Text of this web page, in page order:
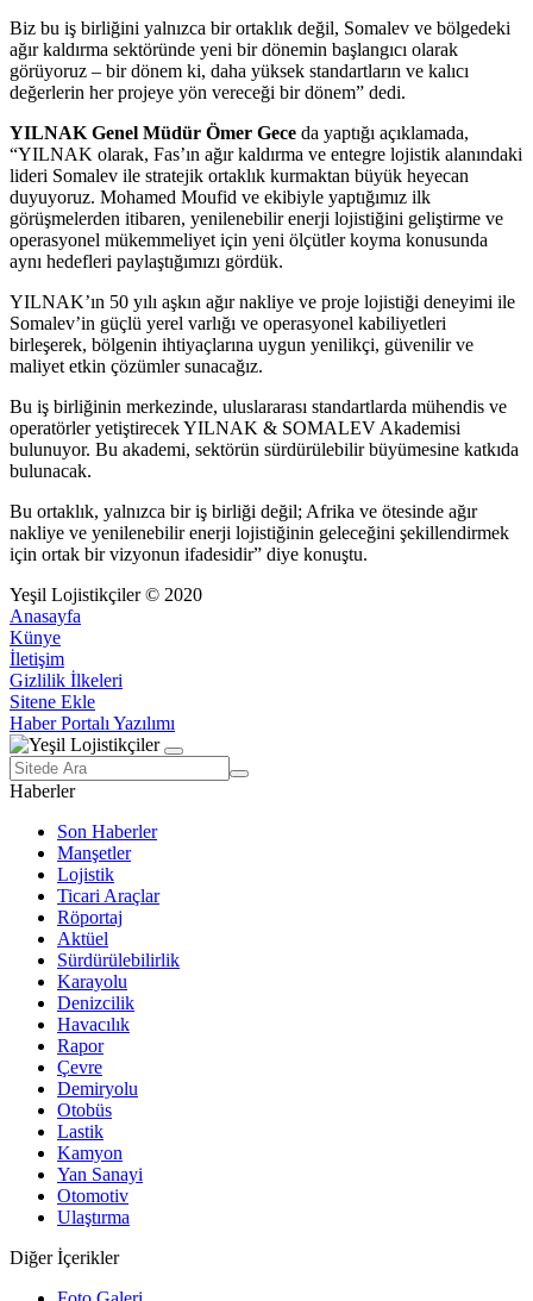
Biz bu iş birliğini yalnızca bir ortaklık değil, Somalev ve bölgedeki
ağır kaldırma sektöründe yeni bir dönemin başlangıcı olarak
görüyoruz – bir dönem ki, daha yüksek standartların ve kalıcı
değerlerin her projeye yön vereceği bir dönem” dedi.
YILNAK Genel Müdür Ömer Gece da yaptığı açıklamada,
“YILNAK olarak, Fas’ın ağır kaldırma ve entegre lojistik alanındaki
lideri Somalev ile stratejik ortaklık kurmaktan büyük heyecan
duyuyoruz. Mohamed Moufid ve ekibiyle yaptığımız ilk
görüşmelerden itibaren, yenilenebilir enerji lojistiğini geliştirme ve
operasyonel mükemmeliyet için yeni ölçütler koyma konusunda
aynı hedefleri paylaştığımızı gördük.
YILNAK’ın 50 yılı aşkın ağır nakliye ve proje lojistiği deneyimi ile
Somalev’in güçlü yerel varlığı ve operasyonel kabiliyetleri
birleşerek, bölgenin ihtiyaçlarına uygun yenilikçi, güvenilir ve
maliyet etkin çözümler sunacağız.
Bu iş birliğinin merkezinde, uluslararası standartlarda mühendis ve
operatörler yetiştirecek YILNAK & SOMALEV Akademisi
bulunuyor. Bu akademi, sektörün sürdürülebilir büyümesine katkıda
bulunacak.
Bu ortaklık, yalnızca bir iş birliği değil; Afrika ve ötesinde ağır
nakliye ve yenilenebilir enerji lojistiğinin geleceğini şekillendirmek
için ortak bir vizyonun ifadesidir” diye konuştu.
Yeşil Lojistikçiler © 2020
Anasayfa
Künye
İletişim
Gizlilik İlkeleri
Sitene Ekle
Haber Portalı Yazılımı
Haberler
Son Haberler
Manşetler
Lojistik
Ticari Araçlar
Röportaj
Aktüel
Sürdürülebilirlik
Karayolu
Denizcilik
Havacılık
Rapor
Çevre
Demiryolu
Otobüs
Lastik
Kamyon
Yan Sanayi
Otomotiv
Ulaştırma
Diğer İçerikler